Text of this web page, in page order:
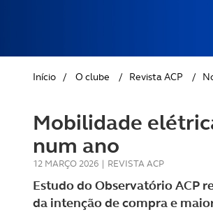
GOLFE
AUTOCARAVANISMO
Início / O clube / Revista ACP /
Mobilidade
num ano
12 MARÇO 2026 | REVISTA ACP
Estudo do Observatório ACP
da intenção de compra e